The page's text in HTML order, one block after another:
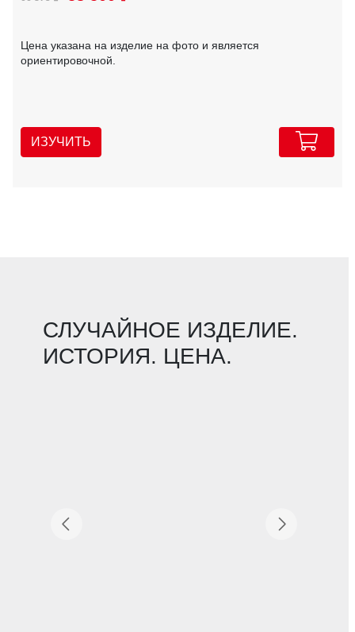
Цена указана на изделие на фото и является
ориентировочной.
ИЗУЧИТЬ
СЛУЧАЙНОЕ ИЗДЕЛИЕ.
ИСТОРИЯ. ЦЕНА.